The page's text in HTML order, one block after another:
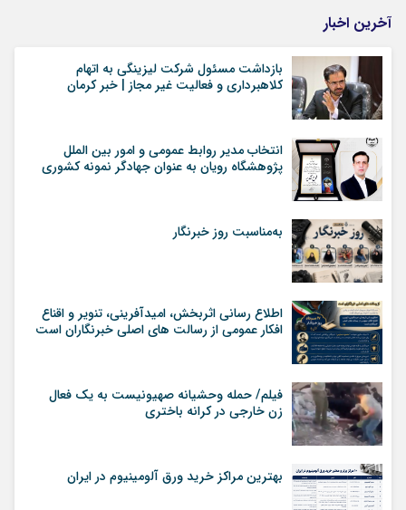
آخرین اخبار
بازداشت مسئول شرکت لیزینگی به اتهام
کلاهبرداری و فعالیت غیر مجاز | خبر کرمان
انتخاب مدیر روابط عمومی و امور بین الملل
پژوهشگاه رویان به عنوان جهادگر نمونه کشوری
به‌مناسبت روز خبرنگار
اطلاع رسانی اثربخش، امیدآفرینی، تنویر و اقناع
افکار عمومی از رسالت های اصلی خبرنگاران است
فیلم/ حمله وحشیانه صهیونیست به یک فعال
زن خارجی در کرانه باختری
بهترین مراکز خرید ورق آلومینیوم در ایران